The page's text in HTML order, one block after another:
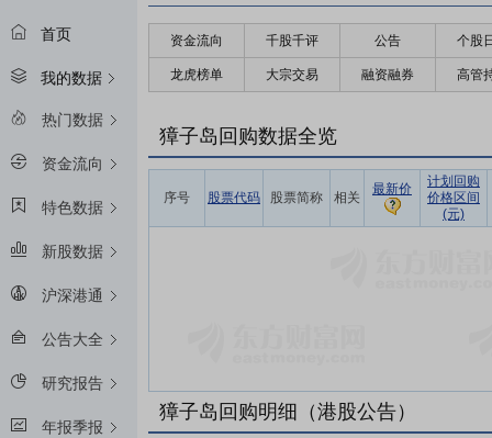
首页
我的数据
热门数据
资金流向
特色数据
新股数据
沪深港通
公告大全
研究报告
年报季报
资金流向 千股千评 公告 个股
龙虎榜单 大宗交易 融资融券 高管
獐子岛回购数据全览
序号 股票代码 股票简称 相关
最新价
计划回购
价格区间
(元)
獐子岛回购明细（港股公告）